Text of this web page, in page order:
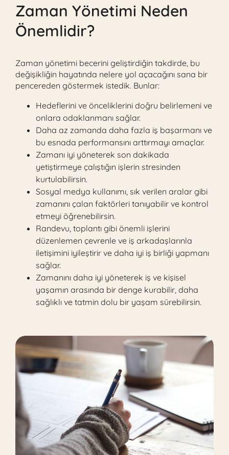
Zaman Yönetimi Neden
Önemlidir?
Zaman yönetimi becerini geliştirdiğin takdirde, bu
değişikliğin hayatında nelere yol açacağını sana bir
pencereden göstermek istedik. Bunlar:
Hedeflerini ve önceliklerini doğru belirlemeni ve
onlara odaklanmanı sağlar.
Daha az zamanda daha fazla iş başarmanı ve
bu esnada performansını arttırmayı amaçlar.
Zamanı iyi yöneterek son dakikada
yetiştirmeye çalıştığın işlerin stresinden
kurtulabilirsin.
Sosyal medya kullanımı, sık verilen aralar gibi
zamanını çalan faktörleri tanıyabilir ve kontrol
etmeyi öğrenebilirsin.
Randevu, toplantı gibi önemli işlerini
düzenlemen çevrenle ve iş arkadaşlarınla
iletişimini iyileştirir ve daha iyi iş birliği yapmanı
sağlar.
Zamanını daha iyi yöneterek iş ve kişisel
yaşamın arasında bir denge kurabilir, daha
sağlıklı ve tatmin dolu bir yaşam sürebilirsin.